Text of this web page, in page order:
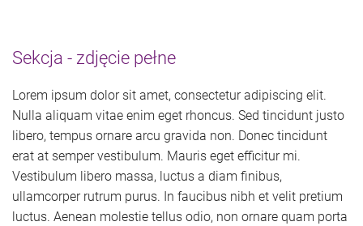
Sekcja - zdjęcie pełne
Lorem ipsum dolor sit amet, consectetur adipiscing elit.
Nulla aliquam vitae enim eget rhoncus. Sed tincidunt justo
libero, tempus ornare arcu gravida non. Donec tincidunt
erat at semper vestibulum. Mauris eget efficitur mi.
Vestibulum libero massa, luctus a diam finibus,
ullamcorper rutrum purus. In faucibus nibh et velit pretium
luctus. Aenean molestie tellus odio, non ornare quam porta